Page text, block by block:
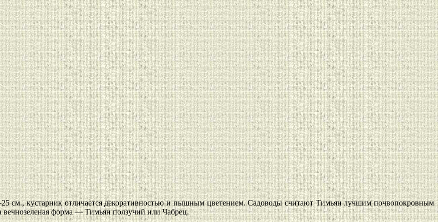
см., кустарник отличается декоративностью и пышным цветением. Садоводы считают Тимьян лучшим почвопокровным
вечнозеленая форма — Тимьян ползучий или Чабрец.